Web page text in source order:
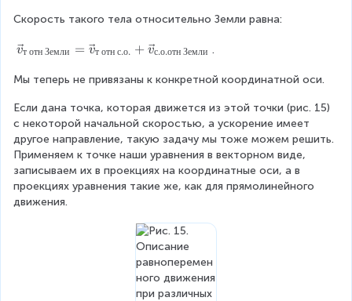
{
\
D
t
a
\
v
e
a
r
a
{
a
_
x
t
^
e
{
r
}
_
0
+
\
v
Скорость такого тела относительно Земли равна:
\
e
{
v
}
_
{
т
\
vт отн Земли = vт отн с.о. + vс.о.отн Земли .
Мы теперь не привязаны к конкретной координатной оси.
Если дана точка, которая движется из этой точки (рис. 15)
с некоторой начальной скоростью, а ускорение имеет
другое направление, такую задачу мы тоже можем решить.
Применяем к точке наши уравнения в векторном виде,
записываем их в проекциях на координатные оси, а в
проекциях уравнения такие же, как для прямолинейного
движения.